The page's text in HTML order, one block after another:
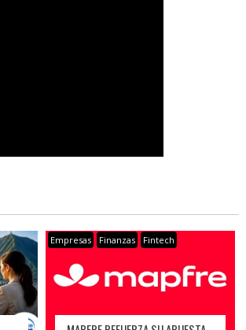
Empresas Finanzas Fintech